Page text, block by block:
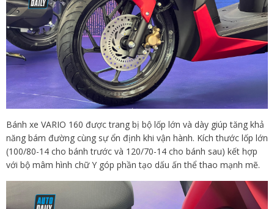
Bánh xe VARIO 160 được trang bị bộ lốp lớn và dày giúp tăng khả
năng bám đường cùng sự ổn định khi vận hành. Kích thước lốp lớn
(100/80-14 cho bánh trước và 120/70-14 cho bánh sau) kết hợp
với bộ mâm hình chữ Y góp phần tạo dấu ấn thể thao mạnh mẽ.